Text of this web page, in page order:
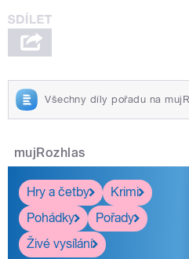
Všechny díly pořadu na
mujRozhlas
Hry a četby
Krimi
Pohádky
Pořady
Živé vysílání